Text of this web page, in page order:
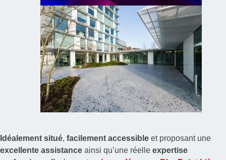
Idéalement situé, facilement accessible et proposant une
excellente assistance ainsi qu’une réelle expertise